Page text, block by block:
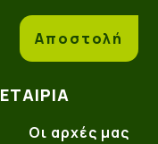
Αποστολή
ΕΤΑΙΡΊΑ
Οι αρχές μας